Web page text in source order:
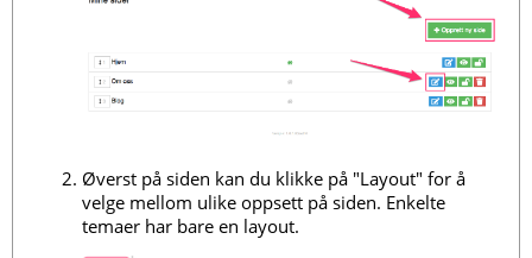
Øverst på siden kan du klikke på "Layout" for å
velge mellom ulike oppsett på siden. Enkelte
temaer har bare en layout.